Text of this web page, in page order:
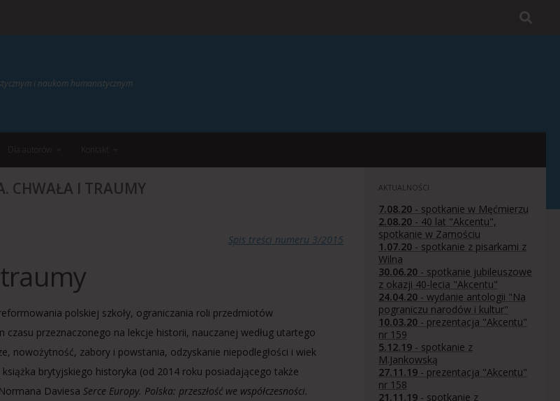
i naukom humanistycznym
Dla autorów Kontakt
CHWAŁA I TRAUMY
Spis treści numeru 3/2015
polskiej szkoły, ograniczania roli przedmiotów
czasu przeznaczonego na lekcje historii, nauczanej według utartego
nowożytność, zabory i powstania, odzyskanie niepodległości i wiek
książka brytyjskiego historyka (od 2014 roku posiadającego także
Daviesa Serce Europy. Polska: przeszłość we współczesności.
AKTUALNOŚCI
7.08.20 - spotkanie w Męćmierzu
2.08.20 - 40 lat "Akcentu",
spotkanie w Zamościu
1.07.20 - spotkanie z pisarkami z
Wilna
30.06.20 - spotkanie jubileuszowe
z okazji 40-lecia "Akcentu"
24.04.20 - wydanie antologii "Na
pograniczu narodów i kultur"
10.03.20 - prezentacja "Akcentu"
nr 159
5.12.19 - spotkanie z
M.Jankowską
27.11.19 - prezentacja "Akcentu"
nr 158
21.11.19 - spotkanie z